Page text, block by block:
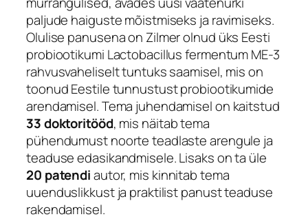
paljude haiguste mõistmiseks ja ravimiseks.
Olulise panusena on Zilmer olnud üks Eesti
probiootikumi Lactobacillus fermentum ME-3
rahvusvaheliselt tuntuks saamisel, mis on
toonud Eestile tunnustust probiootikumide
arendamisel. Tema juhendamisel on kaitstud
33 doktoritööd, mis näitab tema
pühendumust noorte teadlaste arengule ja
teaduse edasikandmisele. Lisaks on ta üle
20 patendiautor, mis kinnitab tema
uuenduslikkust ja praktilist panust teaduse
rakendamisel.